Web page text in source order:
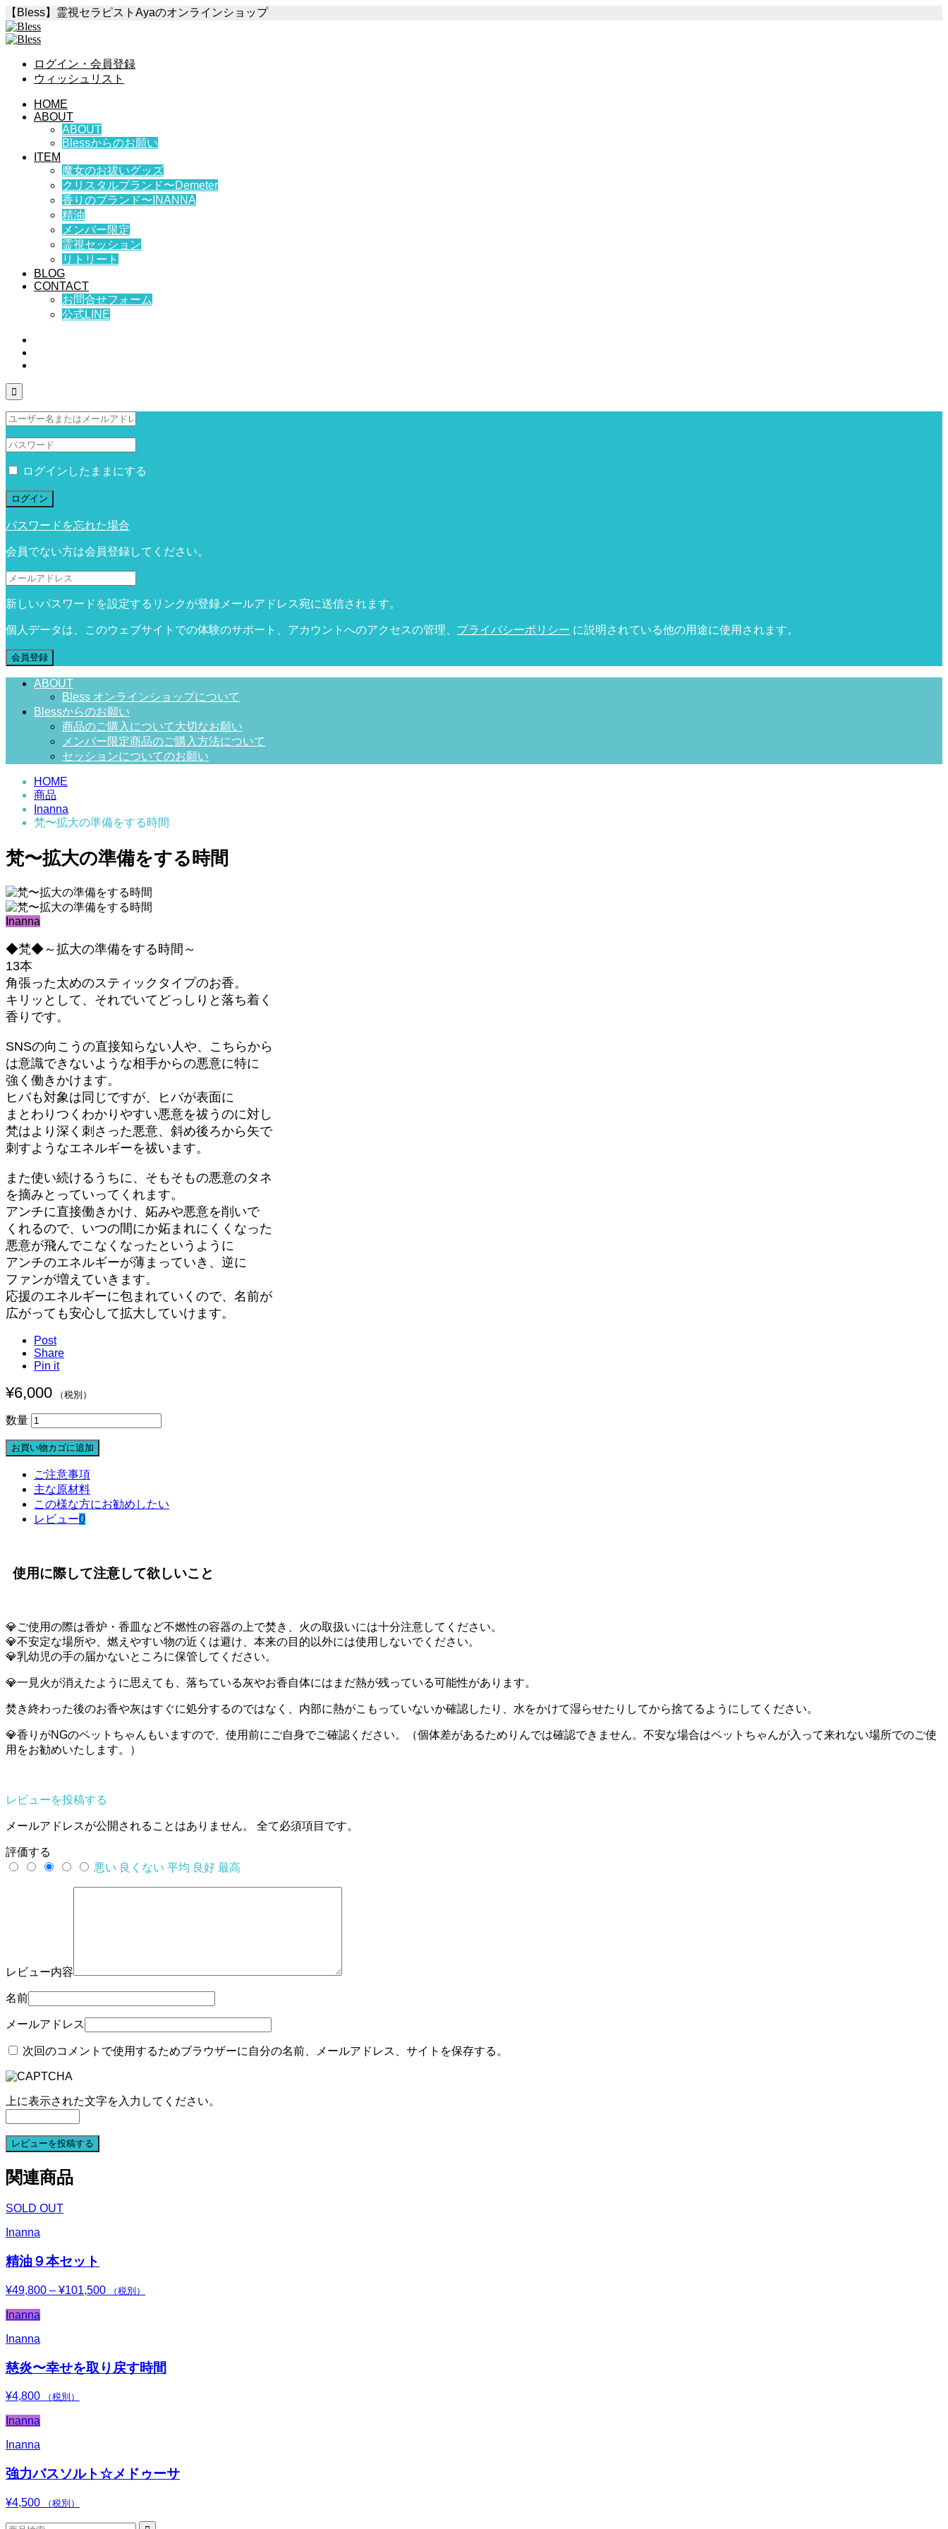
【Bless】霊視セラピストAyaのオンラインショップ
ログイン・会員登録
ウィッシュリスト
HOME
ABOUT
ABOUT
Blessからのお願い
ITEM
魔女のお祓いグッズ
クリスタルブランド〜Demeter
香りのブランド〜INANNA
精油
メンバー限定
霊視セッション
リトリート
BLOG
CONTACT
お問合せフォーム
公式LINE

ログインしたままにする
ログイン
パスワードを忘れた場合
会員でない方は会員登録してください。
新しいパスワードを設定するリンクが登録メールアドレス宛に送信されます。
個人データは、このウェブサイトでの体験のサポート、アカウントへのアクセスの管理、 プライバシーポリシー に説明されている他の用途に使用されます。
会員登録
ABOUT
Bless オンラインショップについて
Blessからのお願い
商品のご購入について大切なお願い
メンバー限定商品のご購入方法について
セッションについてのお願い
HOME
商品
Inanna
梵〜拡大の準備をする時間
梵〜拡大の準備をする時間
Inanna
◆梵◆～拡大の準備をする時間～
13本
角張った太めのスティックタイプのお香。
キリッとして、それでいてどっしりと落ち着く
香りです。
SNSの向こうの直接知らない人や、こちらから
は意識できないような相手からの悪意に特に
強く働きかけます。
ヒバも対象は同じですが、ヒバが表面に
まとわりつくわかりやすい悪意を祓うのに対し
梵はより深く刺さった悪意、斜め後ろから矢で
刺すようなエネルギーを祓います。
また使い続けるうちに、そもそもの悪意のタネ
を摘みとっていってくれます。
アンチに直接働きかけ、妬みや悪意を削いで
くれるので、いつの間にか妬まれにくくなった
悪意が飛んでこなくなったというように
アンチのエネルギーが薄まっていき、逆に
ファンが増えていきます。
応援のエネルギーに包まれていくので、名前が
広がっても安心して拡大していけます。
Post
Share
Pin it
¥6,000 （税別）
数量 梵〜
大
準
備
を
す
間
個
お買い物カゴに追加
ご注意事項
主な原材料
この様な方にお勧めしたい
レビュー0
使用に際して注意して欲しいこと
💎ご使用の際は香炉・香皿など不燃性の容器の上で焚き、火の取扱いには十分注意してください。
💎不安定な場所や、燃えやすい物の近くは避け、本来の目的以外には使用しないでください。
💎乳幼児の手の届かないところに保管してください。
💎一見火が消えたように思えても、落ちている灰やお香自体にはまだ熱が残っている可能性があります。
焚き終わった後のお香や灰はすぐに処分するのではなく、内部に熱がこもっていないか確認したり、水をかけて湿らせたりしてから捨てるようにしてください。
💎香りがNGのペットちゃんもいますので、使用前にご自身でご確認ください。（個体差があるためりんでは確認できません。不安な場合はペットちゃんが入って来れない場所でのご使
用をお勧めいたします。）
レビューを投稿する
メールアドレスが公開されることはありません。 全て必須項目です。
評価する
悪い 良くない 平均 良好 最高
レビュー内容
名前
メールアドレス
次回のコメントで使用するためブラウザーに自分の名前、メールアドレス、サイトを保存する。
上に表示された文字を入力してください。
関連商品
SOLD OUT
Inanna
精油９本セット
¥49,800 – ¥101,500価
¥101,500
（税別）
Inanna
Inanna
慈炎〜幸せを取り戻す時間
¥4,800 （税別）
Inanna
Inanna
強力バスソルト☆メドゥーサ
¥4,500 （税別）